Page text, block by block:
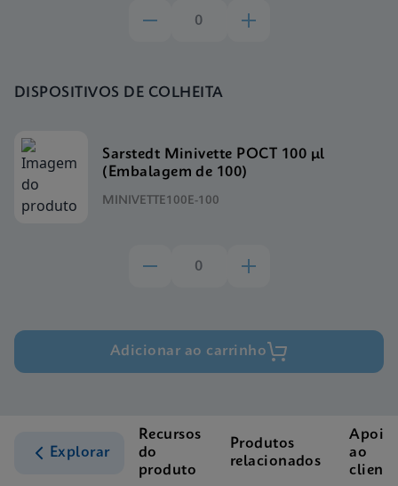
DISPOSITIVOS DE COLHEITA
Sarstedt Minivette POCT 100 μl
(Embalagem de 100)
MINIVETTE100E-100
Adicionar ao carrinho
Explorar
Recursos
do
produto
Produtos
relacionados
Apoio
ao
cliente